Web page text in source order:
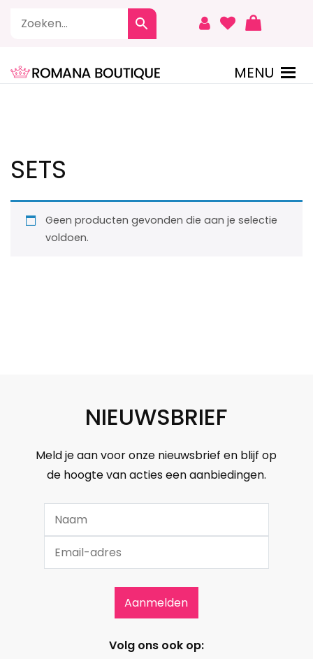
MENU
SETS
Geen producten gevonden die aan je selectie
voldoen.
NIEUWSBRIEF
Meld je aan voor onze nieuwsbrief en blijf op
de hoogte van acties een aanbiedingen.
Volg ons ook op: